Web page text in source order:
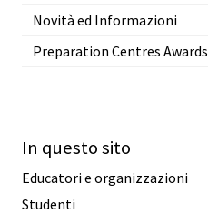
Novità ed Informazioni
Preparation Centres Awards
In questo sito
Educatori e organizzazioni
Studenti